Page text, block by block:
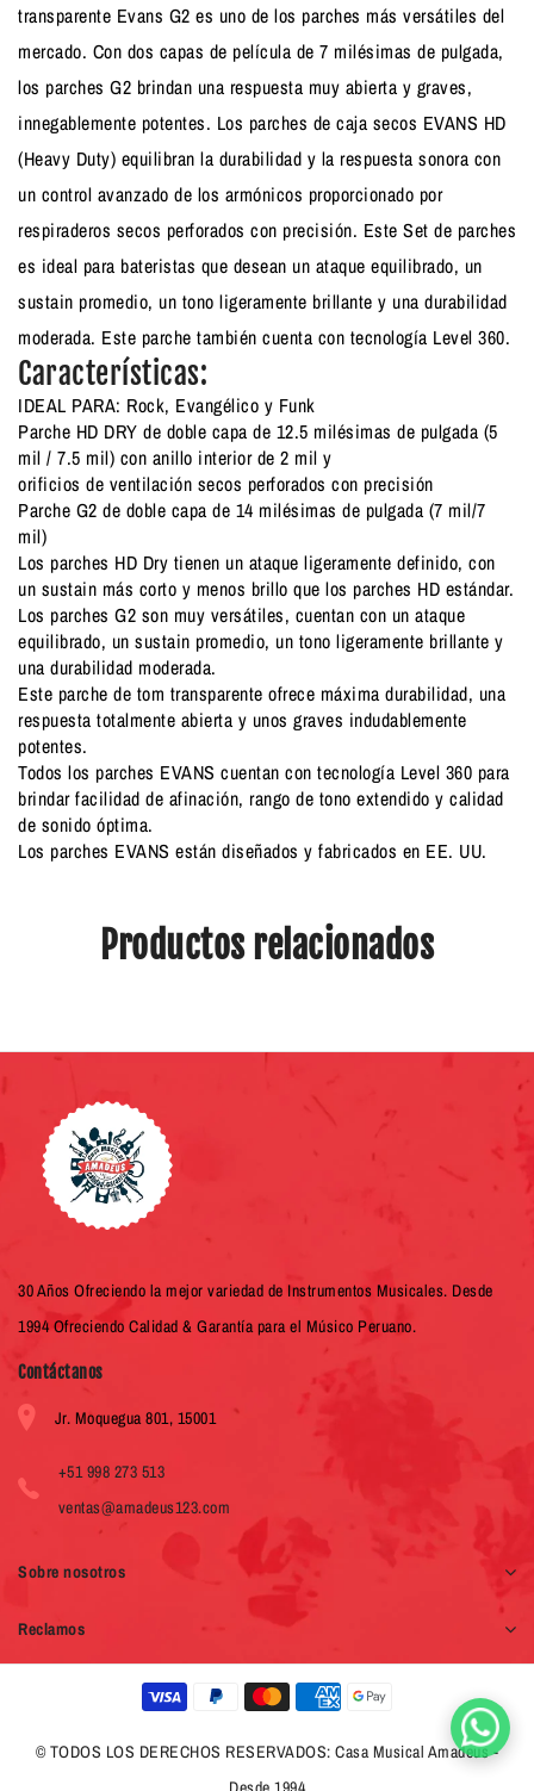
transparente Evans G2 es uno de los parches más versátiles del
mercado. Con dos capas de película de 7 milésimas de pulgada,
los parches G2 brindan una respuesta muy abierta y graves,
innegablemente potentes. Los parches de caja secos EVANS HD
(Heavy Duty) equilibran la durabilidad y la respuesta sonora con
un control avanzado de los armónicos proporcionado por
respiraderos secos perforados con precisión. Este Set de parches
es ideal para bateristas que desean un ataque equilibrado, un
sustain promedio, un tono ligeramente brillante y una durabilidad
moderada. Este parche también cuenta con tecnología Level 360.
Características:
IDEAL PARA: Rock, Evangélico y Funk
Parche HD DRY de doble capa de 12.5 milésimas de pulgada (5
mil / 7.5 mil) con anillo interior de 2 mil y
orificios de ventilación secos perforados con precisión
Parche G2 de doble capa de 14 milésimas de pulgada (7 mil/7
mil)
Los parches HD Dry tienen un ataque ligeramente definido, con
un sustain más corto y menos brillo que los parches HD estándar.
Los parches G2 son muy versátiles, cuentan con un ataque
equilibrado, un sustain promedio, un tono ligeramente brillante y
una durabilidad moderada.
Este parche de tom transparente ofrece máxima durabilidad, una
respuesta totalmente abierta y unos graves indudablemente
potentes.
Todos los parches EVANS cuentan con tecnología Level 360 para
brindar facilidad de afinación, rango de tono extendido y calidad
de sonido óptima.
Los parches EVANS están diseñados y fabricados en EE. UU.
Productos relacionados
30 Años Ofreciendo la mejor variedad de Instrumentos Musicales. Desde
1994 Ofreciendo Calidad & Garantía para el Músico Peruano.
Contáctanos
Jr. Moquegua 801, 15001
+51 998 273 513
ventas@amadeus123.com
Sobre nosotros
Reclamos
© TODOS LOS DERECHOS RESERVADOS: Casa Musical Amadeus -